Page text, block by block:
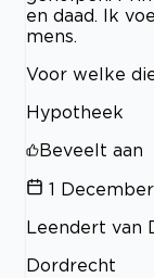
en daad. Ik
mens.
Voor welke
Hypotheek
Beveelt aan
1
Leendert van
Dordrecht